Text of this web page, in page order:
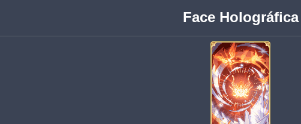
Face Holográfica